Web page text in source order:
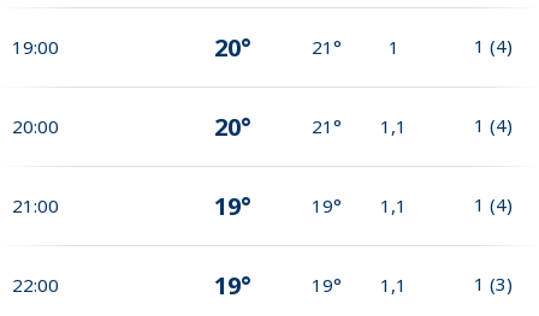
19:00 20° 21° 1 1 (4)
20:00 20° 21° 1,1 1 (4)
21:00 19° 19° 1,1 1 (4)
22:00 19° 19° 1,1 1 (3)